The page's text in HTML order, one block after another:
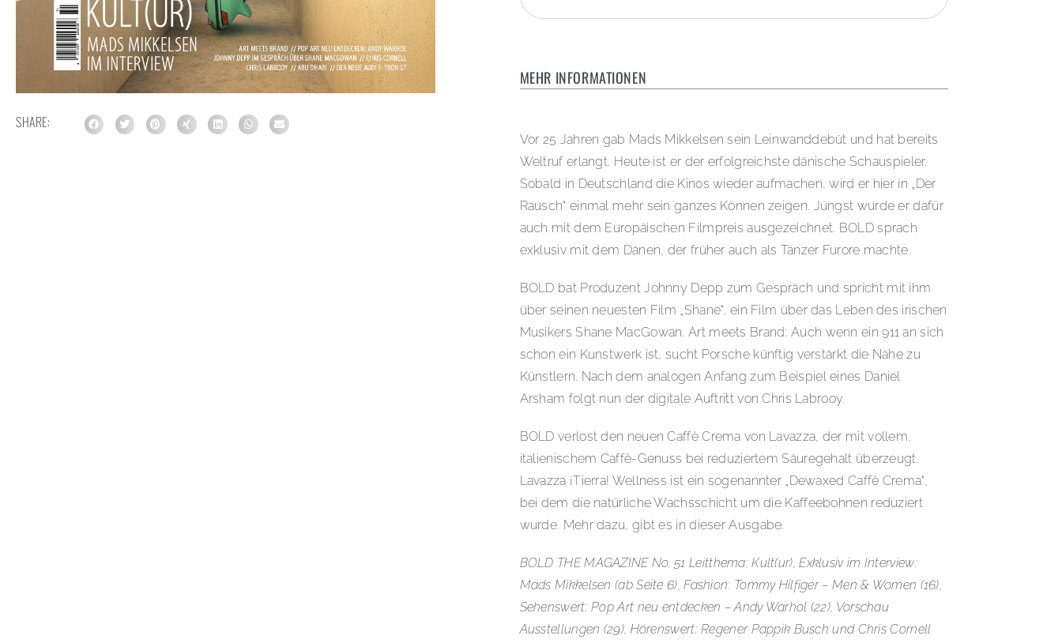
SHARE:
MEHR INFORMATIONEN
Vor 25 Jahren gab Mads Mikkelsen sein Leinwanddebüt und hat bereits
Weltruf erlangt. Heute ist er der erfolgreichste dänische Schauspieler.
Sobald in Deutschland die Kinos wieder aufmachen, wird er hier in „Der
Rausch“ einmal mehr sein ganzes Können zeigen. Jüngst wurde er dafür
auch mit dem Europäischen Filmpreis ausgezeichnet. BOLD sprach
exklusiv mit dem Dänen, der früher auch als Tänzer Furore machte.
BOLD bat Produzent Johnny Depp zum Gespräch und spricht mit ihm
über seinen neuesten Film „Shane“, ein Film über das Leben des irischen
Musikers Shane MacGowan. Art meets Brand: Auch wenn ein 911 an sich
schon ein Kunstwerk ist, sucht Porsche künftig verstärkt die Nähe zu
Künstlern. Nach dem analogen Anfang zum Beispiel eines Daniel
Arsham folgt nun der digitale Auftritt von Chris Labrooy.
BOLD verlost den neuen Caffè Crema von Lavazza, der mit vollem,
italienischem Caffè-Genuss bei reduziertem Säuregehalt überzeugt.
Lavazza ¡Tierra! Wellness ist ein sogenannter „Dewaxed Caffè Crema“,
bei dem die natürliche Wachsschicht um die Kaffeebohnen reduziert
wurde. Mehr dazu, gibt es in dieser Ausgabe.
BOLD THE MAGAZINE No. 51 Leitthema: Kult(ur), Exklusiv im Interview:
Mads Mikkelsen (ab Seite 6), Fashion: Tommy Hilfiger – Men & Women (16),
Sehenswert: Pop Art neu entdecken – Andy Warhol (22), Vorschau
Ausstellungen (29), Hörenswert: Regener Pappik Busch und Chris Cornell